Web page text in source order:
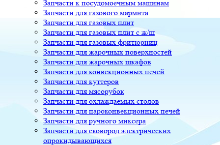
Запчасти к посудомоечным машинам
Запчасти для газового мармита
Запчасти для газовых плит
Запчасти для газовых плит с ж/ш
Запчасти для газовых фритюрниц
Запчасти для жарочных поверхностей
Запчасти для жарочных шкафов
Запчасти для конвекционных печей
Запчасти для куттеров
Запчасти для мясорубок
Запчасти для охлаждаемых столов
Запчасти для пароконвекционных печей
Запчасти для ручного миксера
Запчасти для сковород электрических
опрокидывающихся